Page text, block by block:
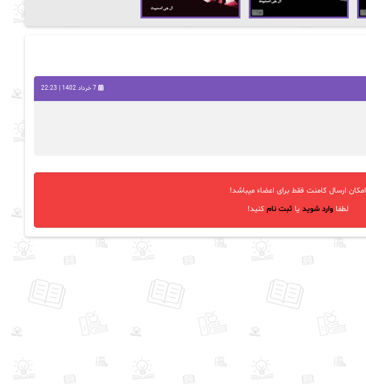
7 خرداد 1402 | 22:23
امکان ارسال کامنت فقط برای اعضاء میباشد!
لطفاوارد شوید یاثبت نام کنید!